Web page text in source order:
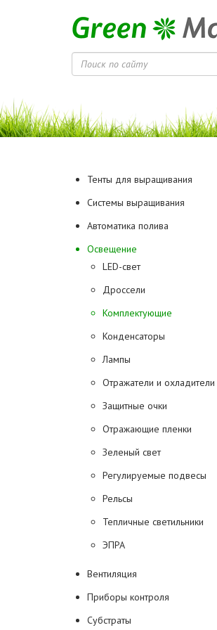
Тенты для выращивания
Системы выращивания
Автоматика полива
Освещение
LED-свет
Дроссели
Комплектующие
Конденсаторы
Лампы
Отражатели и охладители
Защитные очки
Отражающие пленки
Зеленый свет
Регулируемые подвесы
Рельсы
Тепличные светильники
ЭПРА
Вентиляция
Приборы контроля
Субстраты